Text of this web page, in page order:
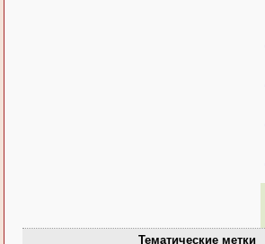
Тематические метки